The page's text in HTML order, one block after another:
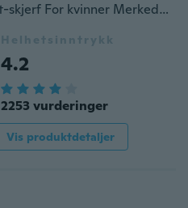
20 Stiler Mote Vintertrekant-skjerf For kvinner Merkedesigner Pashmina Sjal Cashmere Pledd Skjerf Teppe Cashmere Sjal Kvinner Skjerf
Helhetsinntrykk
4.2
2253 vurderinger
Vis produktdetaljer